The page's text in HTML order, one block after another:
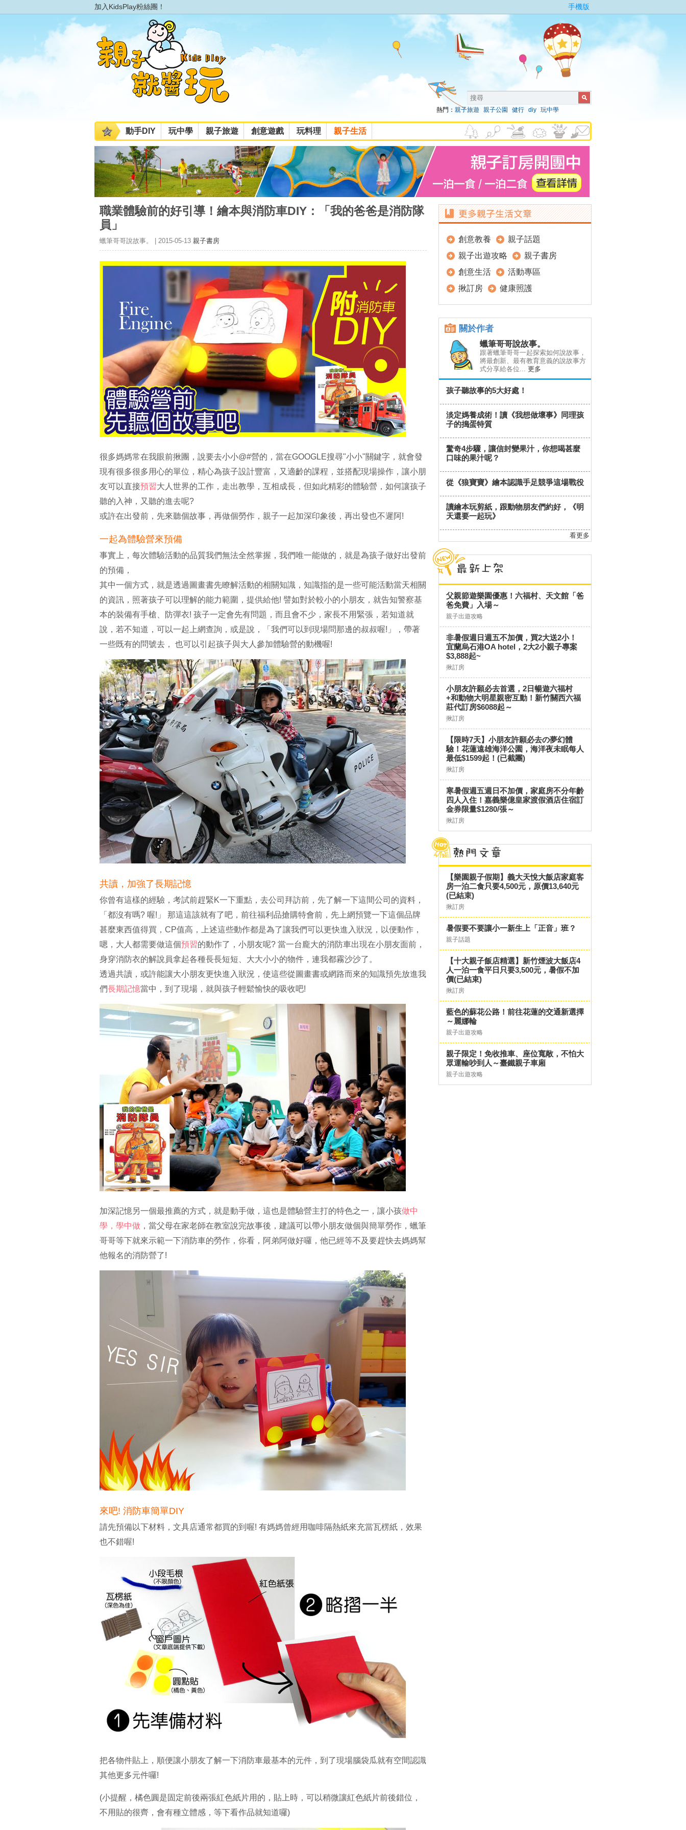
加入KidsPlay粉絲團！ 手機版
熱門： 親子旅遊 親子公園 健行 diy 玩中學
動手DIY 玩中學 親子旅遊 創意遊戲 玩料理 親子生活
職業體驗前的好引導！繪本與消防車DIY：「我的爸爸是消防隊
員」
蠟筆哥哥說故事。 | 2015-05-13 親子書房
很多媽媽常在我眼前揪團，說要去小小@#營的，當在GOOGLE搜尋"小小"關鍵字，就會發
現有很多很多用心的單位，精心為孩子設計豐富，又適齡的課程，並搭配現場操作，讓小朋
友可以直接預習大人世界的工作，走出教學，互相成長，但如此精彩的體驗營，如何讓孩子
聽的入神，又聽的進去呢?
或許在出發前，先來聽個故事，再做個勞作，親子一起加深印象後，再出發也不遲阿!
一起為體驗營來預備
事實上，每次體驗活動的品質我們無法全然掌握，我們唯一能做的，就是為孩子做好出發前
的預備，
其中一個方式，就是透過圖畫書先瞭解活動的相關知識，知識指的是一些可能活動當天相關
的資訊，照著孩子可以理解的能力範圍，提供給他! 譬如對於較小的小朋友，就告知警察基
本的裝備有手槍、防彈衣! 孩子一定會先有問題，而且會不少，家長不用緊張，若知道就
說，若不知道，可以一起上網查詢，或是說，「我們可以到現場問那邊的叔叔喔!」，帶著
一些既有的問號去， 也可以引起孩子與大人參加體驗營的動機喔!
共讀，加強了長期記憶
你曾有這樣的經驗，考試前趕緊K一下重點，去公司拜訪前，先了解一下這間公司的資料，
「都沒有嗎? 喔!」 那這這該就有了吧，前往福利品搶購特會前，先上網預覽一下這個品牌
甚麼東西值得買，CP值高，上述這些動作都是為了讓我們可以更快進入狀況，以便動作，
嗯，大人都需要做這個預習的動作了，小朋友呢? 當一台龐大的消防車出現在小朋友面前，
身穿消防衣的解說員拿起各種長長短短、大大小小的物件，連我都霧沙沙了。
透過共讀，或許能讓大小朋友更快進入狀況，使這些從圖畫書或網路而來的知識預先放進我
們長期記憶當中，到了現場，就與孩子輕鬆愉快的吸收吧!
加深記憶另一個最推薦的方式，就是動手做，這也是體驗營主打的特色之一，讓小孩做中
學，學中做 ，當父母在家老師在教室說完故事後，建議可以帶小朋友做個與簡單勞作，蠟筆
哥哥等下就來示範一下消防車的勞作，你看，阿弟阿做好囉，他已經等不及要趕快去媽媽幫
他報名的消防營了!
來吧! 消防車簡單DIY
請先預備以下材料，文具店通常都買的到喔! 有媽媽曾經用咖啡隔熱紙來充當瓦楞紙，效果
也不錯喔!
把各物件貼上，順便讓小朋友了解一下消防車最基本的元件，到了現場腦袋瓜就有空間認識
其他更多元件囉!
(小提醒，橘色圓是固定前後兩張紅色紙片用的，貼上時，可以稍微讓紅色紙片前後錯位，
不用貼的很齊，會有種立體感，等下看作品就知道囉)
創意教養
親子話題
親子出遊攻略
親子書房
創意生活
活動專區
揪訂房
健康照護
關於作者
蠟筆哥哥說故事。
跟著蠟筆哥哥一起探索如何說故事，
將最創新、最有教育意義的說故事方
式分享給各位... 更多
孩子聽故事的5大好處！
淡定媽養成術！讀《我想做壞事》同理孩
子的搗蛋特質
驚奇4步驟，讓信封變果汁，你想喝甚麼
口味的果汁呢？
從《狼寶寶》繪本認識手足競爭這場戰役
讀繪本玩剪紙，跟動物朋友們約好，《明
天還要一起玩》
看更多
父親節遊樂園優惠！六福村、天文館「爸
爸免費」入場～
親子出遊攻略
非暑假週日週五不加價，買2大送2小！
宜蘭烏石港OA hotel，2大2小親子專案
$3,888起~
揪訂房
小朋友許願必去首選，2日暢遊六福村
+和動物大明星親密互動！新竹關西六福
莊代訂房$6088起～
揪訂房
【限時7天】小朋友許願必去の夢幻體
驗！花蓮遠雄海洋公園，海洋夜未眠每人
最低$1599起！(已截團)
揪訂房
寒暑假週五週日不加價，家庭房不分年齡
四人入住！嘉義樂億皇家渡假酒店住宿訂
金券限量$1280/張～
揪訂房
【樂園親子假期】義大天悅大飯店家庭客
房一泊二食只要4,500元，原價13,640元
(已結束)
揪訂房
暑假要不要讓小一新生上「正音」班？
親子話題
【十大親子飯店精選】新竹煙波大飯店4
人一泊一食平日只要3,500元，暑假不加
價(已結束)
揪訂房
藍色的蘇花公路！前往花蓮的交通新選擇
～麗娜輪
親子出遊攻略
親子限定！免收推車、座位寬敞，不怕大
眾運輸吵到人～臺鐵親子車廂
親子出遊攻略